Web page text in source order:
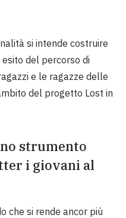
si intende costruire
del percorso di
e le ragazze delle
del progetto Lost in
strumento
i giovani al
che si rende ancor più